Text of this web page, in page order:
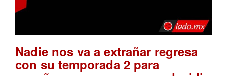
Nadie nos va a extrañar regresa
con su temporada 2 para